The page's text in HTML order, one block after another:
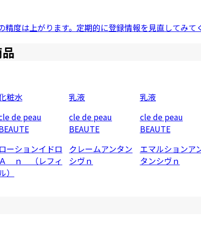
度は上がります。定期的に登録情報を見直してみて
粧水
de peau
ローションイドロ
Ａ ｎ （レフィ
）
乳液
cle de peau
BEAUTE
クレームアンタン
シヴｎ
乳液
cle de peau
BEAUTE
エマルションア
タンシヴｎ